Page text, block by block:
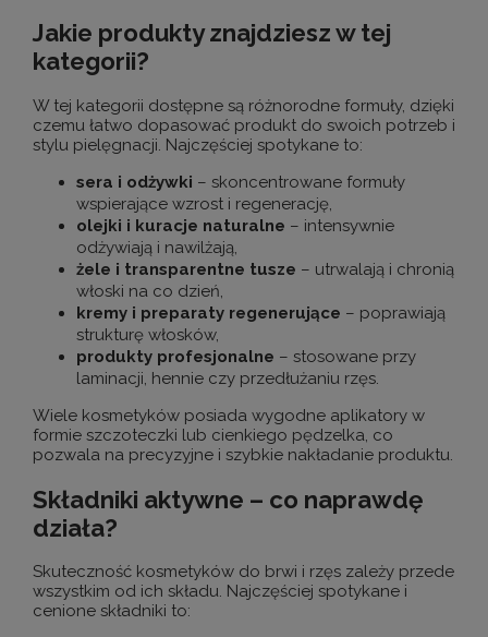
Jakie produkty znajdziesz w tej
kategorii?
W tej kategorii dostępne są różnorodne formuły, dzięki
czemu łatwo dopasować produkt do swoich potrzeb i
stylu pielęgnacji. Najczęściej spotykane to:
sera i odżywki – skoncentrowane formuły
wspierające wzrost i regenerację,
olejki i kuracje naturalne – intensywnie
odżywiają i nawilżają,
żele i transparentne tusze – utrwalają i chronią
włoski na co dzień,
kremy i preparaty regenerujące – poprawiają
strukturę włosków,
produkty profesjonalne – stosowane przy
laminacji, hennie czy przedłużaniu rzęs.
Wiele kosmetyków posiada wygodne aplikatory w
formie szczoteczki lub cienkiego pędzelka, co
pozwala na precyzyjne i szybkie nakładanie produktu.
Składniki aktywne – co naprawdę
działa?
Skuteczność kosmetyków do brwi i rzęs zależy przede
wszystkim od ich składu. Najczęściej spotykane i
cenione składniki to: